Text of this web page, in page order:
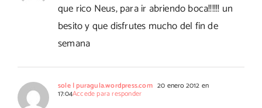
que rico Neus, para ir abriendo boca!!!!!! un
besito y que disfrutes mucho del fin de
semana
sole | puragula.wordpress.com 20 enero 2012 en
17:04Accede para responder